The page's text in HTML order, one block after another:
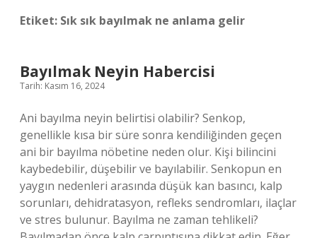
Etiket: Sık sık bayılmak ne anlama gelir
Bayılmak Neyin Habercisi
Tarih: Kasım 16, 2024
Ani bayılma neyin belirtisi olabilir? Senkop,
genellikle kısa bir süre sonra kendiliğinden geçen
ani bir bayılma nöbetine neden olur. Kişi bilincini
kaybedebilir, düşebilir ve bayılabilir. Senkopun en
yaygın nedenleri arasında düşük kan basıncı, kalp
sorunları, dehidratasyon, refleks sendromları, ilaçlar
ve stres bulunur. Bayılma ne zaman tehlikeli?